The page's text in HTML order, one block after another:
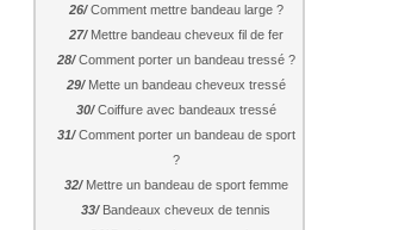
Comment mettre bandeau large ?
Mettre bandeau cheveux fil de fer
Comment porter un bandeau tressé ?
Mette un bandeau cheveux tressé
Coiffure avec bandeaux tressé
Comment porter un bandeau de sport
?
Mettre un bandeau de sport femme
Bandeaux cheveux de tennis